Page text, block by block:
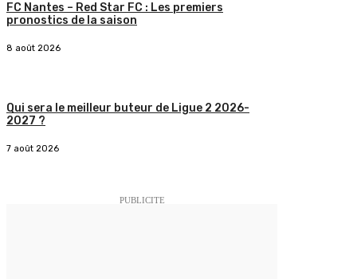
FC Nantes – Red Star FC : Les premiers
pronostics de la saison
8 août 2026
Qui sera le meilleur buteur de Ligue 2 2026-
2027 ?
7 août 2026